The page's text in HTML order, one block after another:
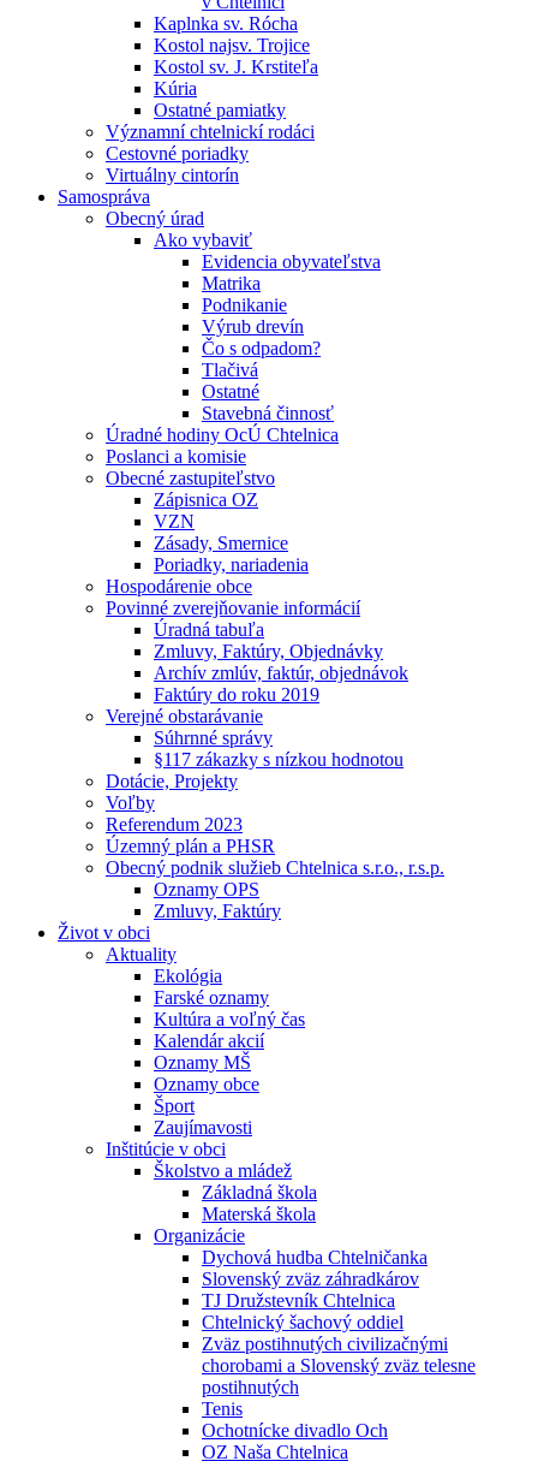
Kaplnka sv. Rócha
Kostol najsv. Trojice
Kostol sv. J. Krstiteľa
Kúria
Ostatné pamiatky
Významní chtelnickí rodáci
Cestovné poriadky
Virtuálny cintorín
Samospráva
Obecný úrad
Ako vybaviť
Evidencia obyvateľstva
Matrika
Podnikanie
Výrub drevín
Čo s odpadom?
Tlačivá
Ostatné
Stavebná činnosť
Úradné hodiny OcÚ Chtelnica
Poslanci a komisie
Obecné zastupiteľstvo
Zápisnica OZ
VZN
Zásady, Smernice
Poriadky, nariadenia
Hospodárenie obce
Povinné zverejňovanie informácií
Úradná tabuľa
Zmluvy, Faktúry, Objednávky
Archív zmlúv, faktúr, objednávok
Faktúry do roku 2019
Verejné obstarávanie
Súhrnné správy
§117 zákazky s nízkou hodnotou
Dotácie, Projekty
Voľby
Referendum 2023
Územný plán a PHSR
Obecný podnik služieb Chtelnica s.r.o., r.s.p.
Oznamy OPS
Zmluvy, Faktúry
Život v obci
Aktuality
Ekológia
Farské oznamy
Kultúra a voľný čas
Kalendár akcií
Oznamy MŠ
Oznamy obce
Šport
Zaujímavosti
Inštitúcie v obci
Školstvo a mládež
Základná škola
Materská škola
Organizácie
Dychová hudba Chtelničanka
Slovenský zväz záhradkárov
TJ Družstevník Chtelnica
Chtelnický šachový oddiel
Zväz postihnutých civilizačnými
chorobami a Slovenský zväz telesne
postihnutých
Tenis
Ochotnícke divadlo Och
OZ Naša Chtelnica